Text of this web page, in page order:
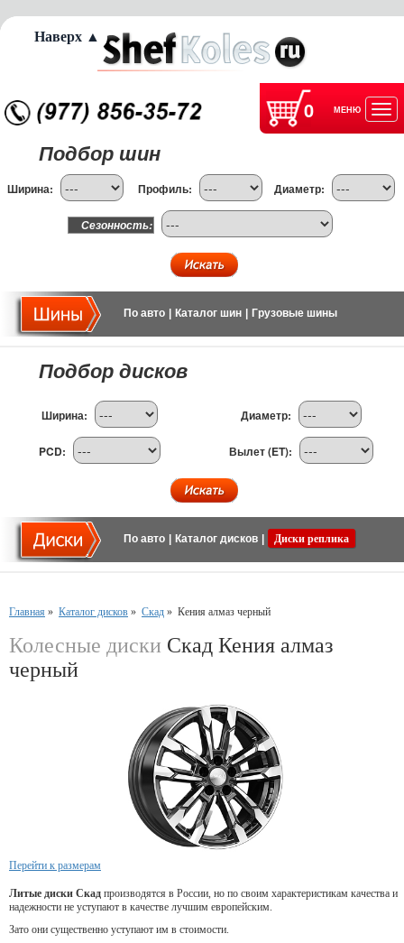
0 МЕНЮ
Подбор шин
Ширина: Профиль: Диаметр:
Сезонность:
По авто Каталог шин Грузовые шины
Подбор дисков
Ширина: Диаметр:
PCD: Вылет (ET):
По авто Каталог дисков Диски реплика
Главная » Каталог дисков » Скад » Кения алмаз черный
Колесные диски Скад Кения алмаз
черный
Перейти к размерам
Литые диски Скад производятся в России, но по своим характеристикам качества и
надежности не уступают в качестве лучшим европейским.
Зато они существенно уступают им в стоимости.
Наверх ▲